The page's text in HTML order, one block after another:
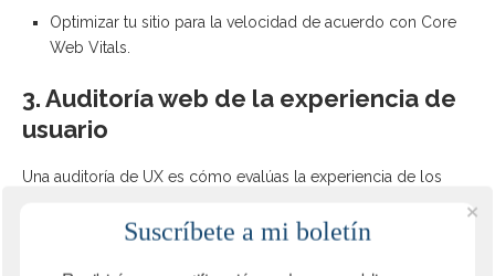
Optimizar tu sitio para la velocidad de acuerdo con Core
Web Vitals.
3. Auditoría web de la experiencia de
usuario
Una auditoría de UX es cómo evalúas la experiencia de los
usabilidad. Por ejemplo, un proceso de pago complicado en
Suscríbete a mi boletín